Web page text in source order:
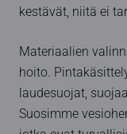
kestävät, niitä ei
Materiaalien
hoito.
laudesuojat,
Suosimme